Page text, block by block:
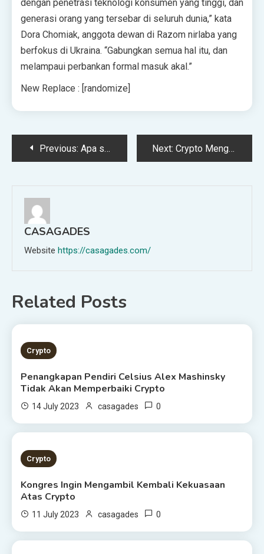
dengan penetrasi teknologi konsumen yang tinggi, dan
generasi orang yang tersebar di seluruh dunia,” kata
Dora Chomiak, anggota dewan di Razom nirlaba yang
berfokus di Ukraina. “Gabungkan semua hal itu, dan
melampaui perbankan formal masuk akal.”
New Replace : [randomize]
PostPrevious: Apa sebenarnya yang dimaksud dengan menjadi lebih sehat? Next: Crypto Menghadapi Krisis Perbankan. Bagi Beberapa Orang, Ini adalah Konspirasi
CASAGADES
Website https://casagades.com/
Related Posts
2 MINS READ
Crypto
Penangkapan Pendiri Celsius Alex Mashinsky
Tidak Akan Memperbaiki Crypto
14 July 2023 casagades 0
3 MINS READ
Crypto
Kongres Ingin Mengambil Kembali Kekuasaan
Atas Crypto
11 July 2023 casagades 0